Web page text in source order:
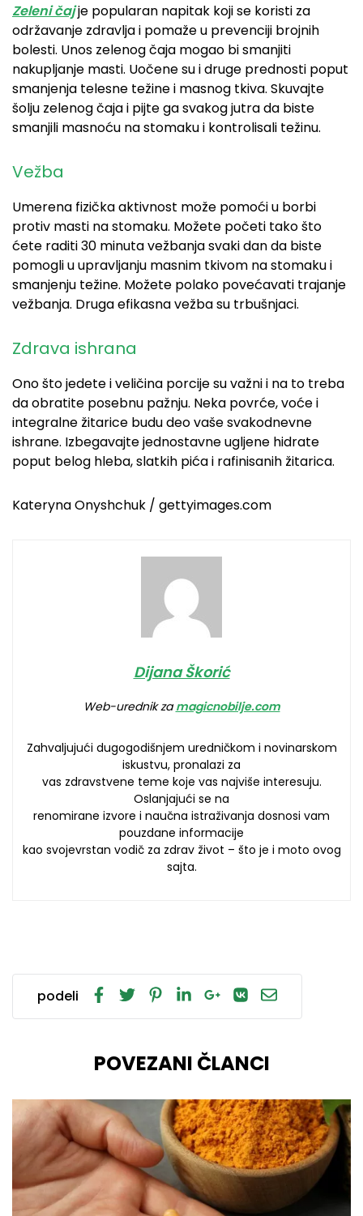
Zeleni čajje popularan napitak koji se koristi za
održavanje zdravlja i pomaže u prevenciji brojnih
bolesti. Unos zelenog čaja mogao bi smanjiti
nakupljanje masti. Uočene su i druge prednosti poput
smanjenja telesne težine i masnog tkiva. Skuvajte
šolju zelenog čaja i pijte ga svakog jutra da biste
smanjili masnoću na stomaku i kontrolisali težinu.
Vežba
Umerena fizička aktivnost može pomoći u borbi
protiv masti na stomaku. Možete početi tako što
ćete raditi 30 minuta vežbanja svaki dan da biste
pomogli u upravljanju masnim tkivom na stomaku i
smanjenju težine. Možete polako povećavati trajanje
vežbanja. Druga efikasna vežba su trbušnjaci.
Zdrava ishrana
Ono što jedete i veličina porcije su važni i na to treba
da obratite posebnu pažnju. Neka povrće, voće i
integralne žitarice budu deo vaše svakodnevne
ishrane. Izbegavajte jednostavne ugljene hidrate
poput belog hleba, slatkih pića i rafinisanih žitarica.
Kateryna Onyshchuk / gettyimages.com
Dijana Škorić
Web-urednik zamagicnobilje.com
Zahvaljujući dugogodišnjem uredničkom i novinarskom
iskustvu, pronalazi za
vas zdravstvene teme koje vas najviše interesuju.
Oslanjajući se na
renomirane izvore i naučna istraživanja dosnosi vam
pouzdane informacije
kao svojevrstan vodič za zdrav život – što je i moto ovog
sajta.
podeli
POVEZANI ČLANCI